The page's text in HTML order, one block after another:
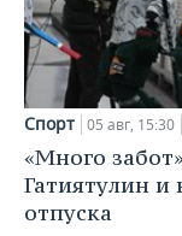
Спорт 05 авг, 15:30
«Много
Гатиятулин и
отпуска